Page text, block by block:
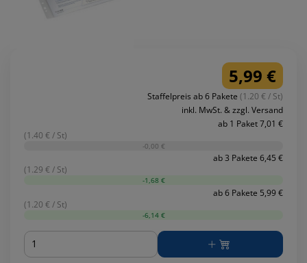
5,99 €
Staffelpreis ab 6 Pakete (1.20 € / St)
inkl. MwSt. & zzgl. Versand
ab 1 Paket 7,01 €
(1.40 € / St)
-0,00 €
ab 3 Pakete 6,45 €
(1.29 € / St)
-1,68 €
ab 6 Pakete 5,99 €
(1.20 € / St)
-6,14 €
Menge